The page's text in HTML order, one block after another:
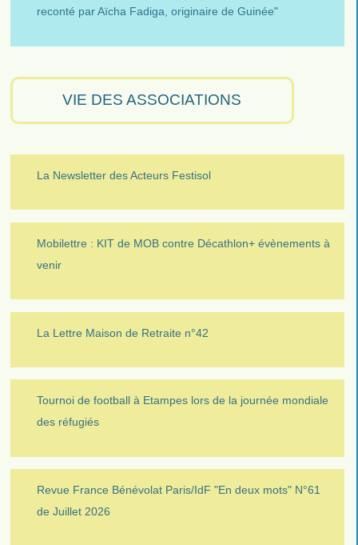
reconté par Aïcha Fadiga, originaire de Guinée"
VIE DES ASSOCIATIONS
La Newsletter des Acteurs Festisol
Mobilettre : KIT de MOB contre Décathlon+ évènements à
venir
La Lettre Maison de Retraite n°42
Tournoi de football à Etampes lors de la journée mondiale
des réfugiés
Revue France Bénévolat Paris/IdF "En deux mots" N°61
de Juillet 2026